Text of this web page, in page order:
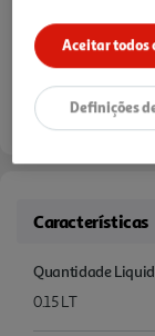
Características
Quantidade
0.15 LT
Aceitar todos
Definições